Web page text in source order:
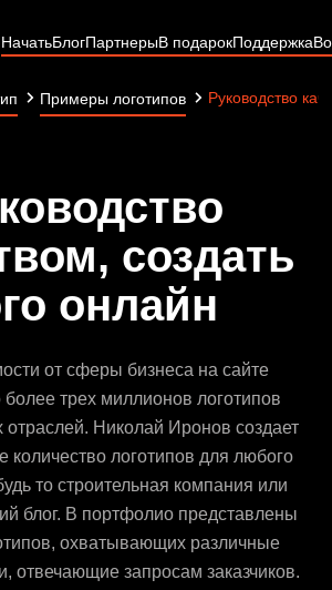
НачатьБлогПартнерыВ подарокПоддержка
Примеры логотипов Руководство
создать
онлайн
от сферы бизнеса на сайте
более трех миллионов логотипов
отраслей. Николай Иронов создает
количество логотипов для любого
то строительная компания или
блог. В портфолио представлены
охватывающих различные
отвечающие запросам заказчиков.